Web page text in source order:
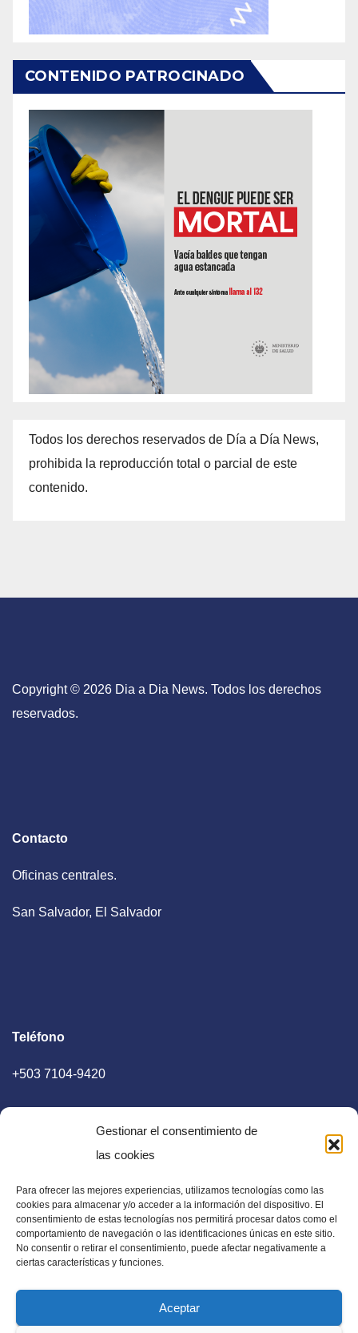
Gestionar el consentimiento de
las cookies
Para ofrecer las mejores experiencias, utilizamos tecnologías como las
cookies para almacenar y/o acceder a la información del dispositivo. El
consentimiento de estas tecnologías nos permitirá procesar datos como el
comportamiento de navegación o las identificaciones únicas en este sitio.
No consentir o retirar el consentimiento, puede afectar negativamente a
ciertas características y funciones.
Aceptar
CONTENIDO PATROCINADO
Todos los derechos reservados de Día a Día News,
prohibida la reproducción total o parcial de este
contenido.
Copyright © 2026 Dia a Dia News. Todos los derechos
reservados.
Contacto
Oficinas centrales.
San Salvador, El Salvador
Teléfono
+503 7104-9420
E-mail
diaadia.redaccion@gmail.com